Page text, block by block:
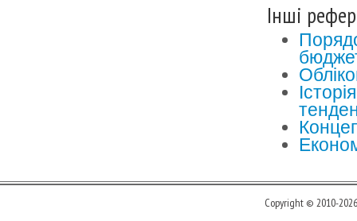
Інші
Copyright © 2010-